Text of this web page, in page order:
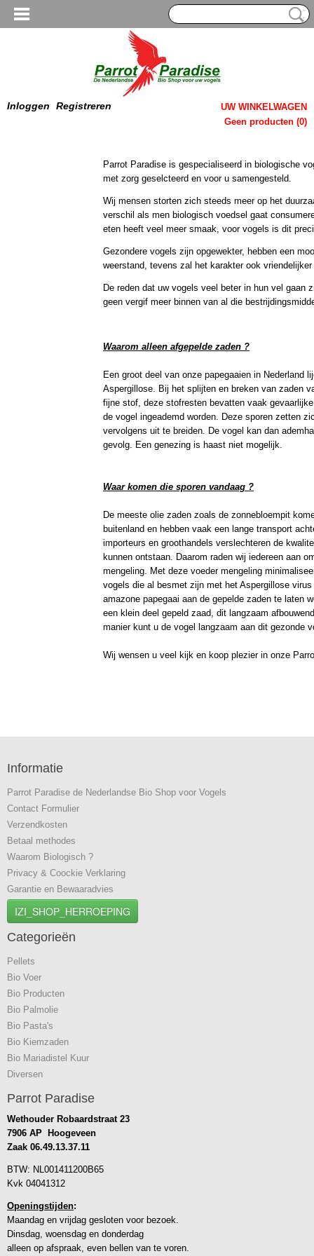
Inloggen Registreren
UW WINKELWAGEN
Geen producten (0)
Parrot Paradise is gespecialiseerd in biologische
met zorg geselcteerd en voor u samengesteld.
Wij mensen storten zich steeds meer op het
verschil als men biologisch voedsel gaat
eten heeft veel meer smaak, voor vogels is dit
Gezondere vogels zijn opgewekter, hebben een
weerstand, tevens zal het karakter ook vriendelijker
De reden dat uw vogels veel beter in hun vel gaan
geen vergif meer binnen van al die
Waarom alleen afgepelde zaden ?
Een groot deel van onze papegaaien in Nederland
Aspergillose. Bij het splijten en breken van zaden
fijne stof, deze stofresten bevatten vaak
de vogel ingeademd worden. Deze sporen zetten
vervolgens uit te breiden. De vogel kan dan
gevolg. Een genezing is haast niet mogelijk.
Waar komen die sporen vandaag ?
De meeste olie zaden zoals de zonnebloempit
buitenland en hebben vaak een lange transport
importeurs en groothandels verslechteren de
kunnen ontstaan. Daarom raden wij iedereen aan
mengeling. Met deze voeder mengeling
vogels die al besmet zijn met het Aspergillose
amazone papegaai aan de gepelde zaden te laten
een klein deel gepeld zaad, dit langzaam
manier kunt u de vogel langzaam aan dit gezonde
Wij wensen u veel kijk en koop plezier in onze
Informatie
Parrot Paradise de Nederlandse Bio Shop voor Vogels
Contact Formulier
Verzendkosten
Betaal methodes
Waarom Biologisch ?
Privacy & Coockie Verklaring
Garantie en Bewaaradvies
IZI_SHOP_HERROEPING
Categorieën
Pellets
Bio Voer
Bio Producten
Bio Palmolie
Bio Pasta's
Bio Kiemzaden
Bio Mariadistel Kuur
Diversen
Parrot Paradise
Wethouder Robaardstraat 23
7906 AP Hoogeveen
Zaak 06.49.13.37.11
BTW: NL001411200B65
Kvk 04041312
Openingstijden:
Maandag en vrijdag gesloten voor bezoek.
Dinsdag, woensdag en donderdag
alleen op afspraak, even bellen van te voren.